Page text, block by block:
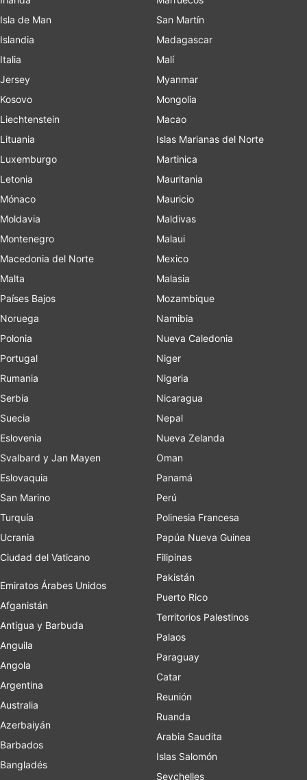
Isla de Man
Islandia
Italia
Jersey
Kosovo
Liechtenstein
Lituania
Luxemburgo
Letonia
Mónaco
Moldavia
Montenegro
Macedonia del Norte
Malta
Países Bajos
Noruega
Polonia
Portugal
Rumania
Serbia
Suecia
Eslovenia
Svalbard y Jan Mayen
Eslovaquia
San Marino
Turquía
Ucrania
Ciudad del Vaticano
Emiratos Árabes Unidos
Afganistán
Antigua y Barbuda
Anguila
Angola
Argentina
Australia
Azerbaiyán
Barbados
Bangladés
San Martín
Madagascar
Malí
Myanmar
Mongolia
Macao
Islas Marianas del Norte
Martinica
Mauritania
Mauricio
Maldivas
Malaui
Mexico
Malasia
Mozambique
Namibia
Nueva Caledonia
Niger
Nigeria
Nicaragua
Nepal
Nueva Zelanda
Oman
Panamá
Perú
Polinesia Francesa
Papúa Nueva Guinea
Filipinas
Pakistán
Puerto Rico
Territorios Palestinos
Palaos
Paraguay
Catar
Reunión
Ruanda
Arabia Saudita
Islas Salomón
Seychelles